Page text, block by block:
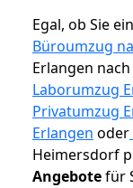
Egal, ob Sie
Büroumzug
Erlangen
Laborumzug
Privatumzug
Erlangen oder
Heimersdorf
Angebotefür